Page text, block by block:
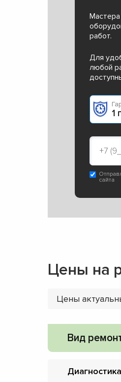
работ.
Для
любой
1
сайта
Цены на
Цены
Вид
Диагностика